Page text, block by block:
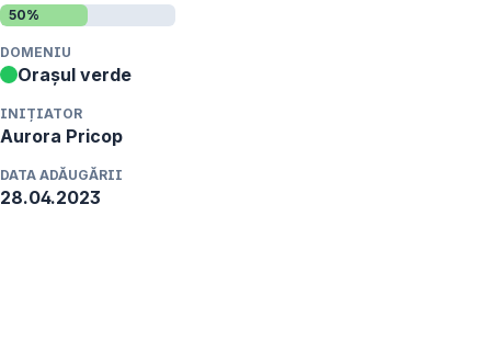
50%
DOMENIU
Orașul verde
INIȚIATOR
Aurora Pricop
DATA ADĂUGĂRII
28.04.2023